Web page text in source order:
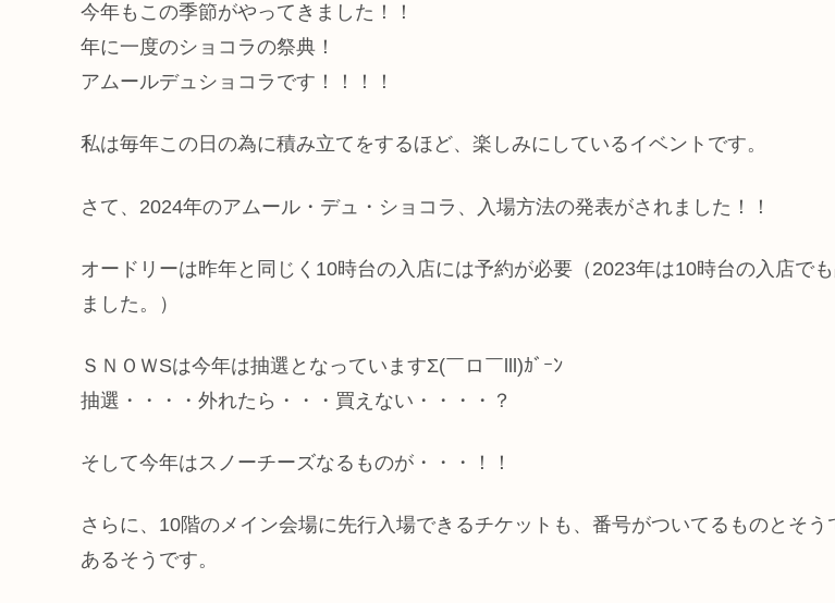
今年もこの季節がやってきました！！
年に一度のショコラの祭典！
アムールデュショコラです！！！！
私は毎年この日の為に積み立てをするほど、楽しみにしているイベントです。
さて、2024年のアムール・デュ・ショコラ、入場方法の発表がされました！！
オードリーは昨年と同じく10時台の入店には予約が必要（2023年は10時台の入店で
ました。）
ＳＮＯＷSは今年は抽選となっていますΣ(￣ロ￣lll)ｶﾞｰﾝ
抽選・・・・外れたら・・・買えない・・・・？
そして今年はスノーチーズなるものが・・・！！
さらに、10階のメイン会場に先行入場できるチケットも、番号がついてるものとそう
あるそうです。